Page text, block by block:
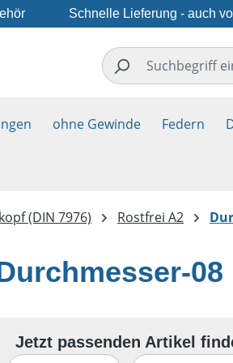
Schnelle Lieferung - auch
ohne Gewinde Federn
(DIN 7976) Rostfrei A2
08